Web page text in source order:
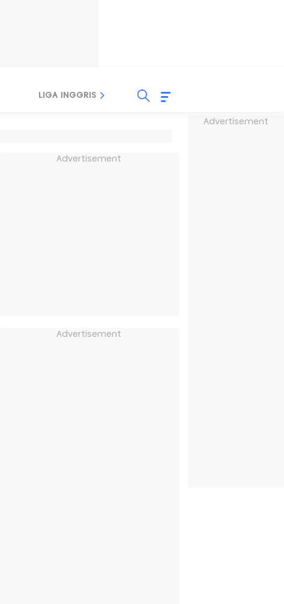
Advertisement
LIGA INGGRIS LIGA ITALIA
Advertisement
Advertisement